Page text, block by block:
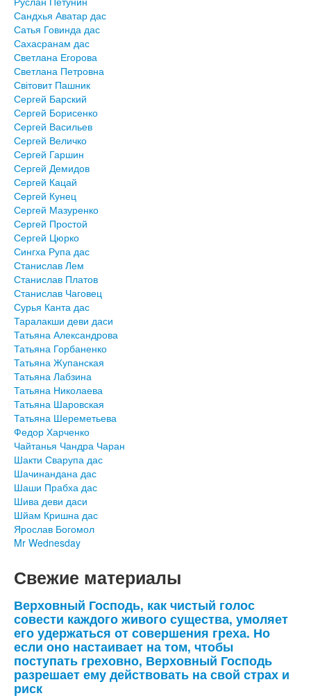
Сандхья Аватар дас
Сатья Говинда дас
Сахасранам дас
Светлана Егорова
Светлана Петровна
Світовит Пашник
Сергей Барский
Сергей Борисенко
Сергей Васильев
Сергей Величко
Сергей Гаршин
Сергей Демидов
Сергей Кацай
Сергей Кунец
Сергей Мазуренко
Сергей Простой
Сергей Цюрко
Сингха Рупа дас
Станислав Лем
Станислав Платов
Станислав Чаговец
Сурья Канта дас
Таралакши деви даси
Татьяна Александрова
Татьяна Горбаненко
Татьяна Жупанская
Татьяна Лабзина
Татьяна Николаева
Татьяна Шаровская
Татьяна Шереметьева
Федор Харченко
Чайтанья Чандра Чаран
Шакти Сварупа дас
Шачинандана дас
Шаши Прабха дас
Шива деви даси
Шйам Кришна дас
Ярослав Богомол
Mr Wednesday
Свежие материалы
Верховный Господь, как чистый голос
совести каждого живого существа, умоляет
его удержаться от совершения греха. Но
если оно настаивает на том, чтобы
поступать греховно, Верховный Господь
разрешает ему действовать на свой страх и
риск